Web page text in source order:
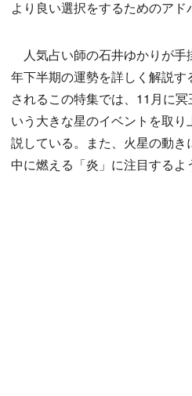
より良い選択をするためのアド
人気占い師の石井ゆかりが手
年下半期の運勢を詳しく解説
されるこの特集では、11月に
いう大きな星のイベントを取
説している。また、火星の動
中に燃える「炎」に注目するよ